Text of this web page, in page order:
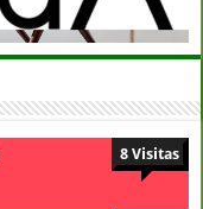
8 Visitas